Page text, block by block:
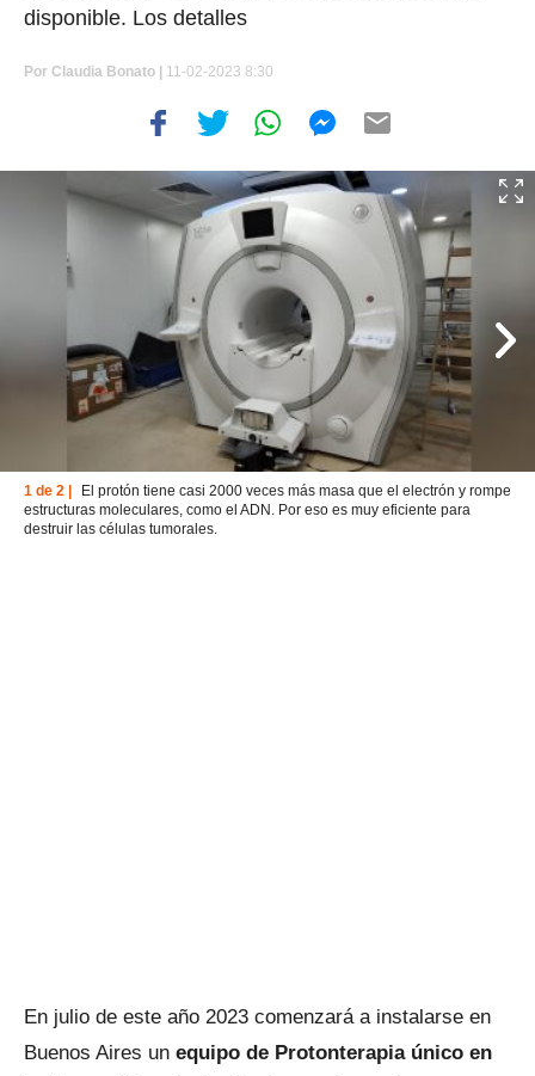
disponible. Los detalles
Por Claudia Bonato 11-02-2023 8:30
1 de 2 |
El protón tiene casi 2000 veces más masa que el electrón y rompe
estructuras moleculares, como el ADN. Por eso es muy eficiente para
destruir las células tumorales.
En julio de este año 2023 comenzará a instalarse en
Buenos Aires un equipo de Protonterapia único en